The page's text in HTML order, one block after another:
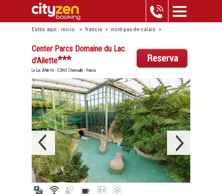
Estás aquí : inicio > francia > nord-pas-de-calais >
chamouille center parcs domaine du lac d'ailette
Center Parcs Domaine du Lac
d'Ailette***
Le Lac d'Ailette - 02860 Chamouille - Francia